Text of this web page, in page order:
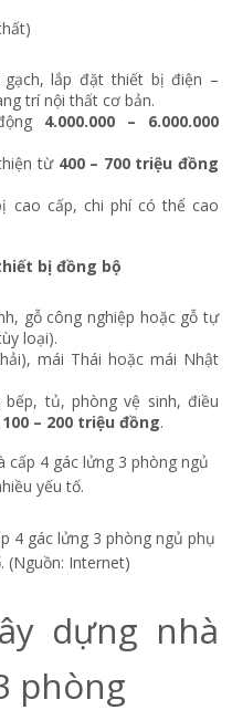
lắp đặt thiết bị điện –
trí nội thất cơ bản.
4.000.000 – 6.000.000
từ 400 – 700 triệu đồng
cao cấp, chi phí có thể cao
bị đồng bộ
gỗ công nghiệp hoặc gỗ tự
loại).
mái Thái hoặc mái Nhật
bếp, tủ, phòng vệ sinh, điều
100 – 200 triệu đồng.
4 gác lửng 3 phòng ngủ phụ
(Nguồn: Internet)
dựng nhà
phòng